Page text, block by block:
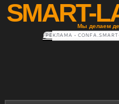
SMART-
Мы делаем
РЕКЛАМА •